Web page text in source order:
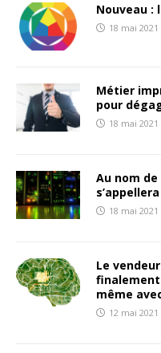
Nouveau :
18 mai 2021
Métier
pour
18 mai 2021
Au nom
18 mai 2021
Le
même
12 mai 2021